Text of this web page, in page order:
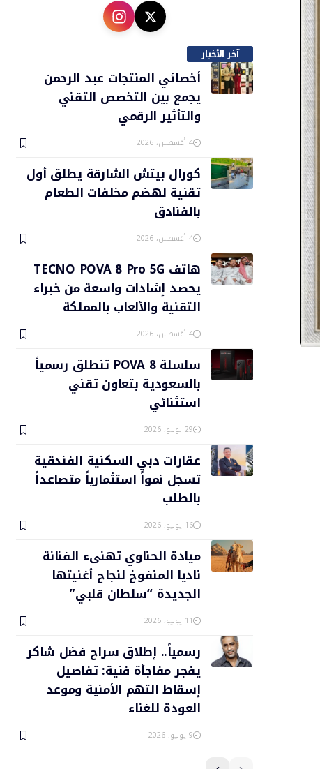
آخر الأخبار
أخصائي المنتجات عبد الرحمن
يجمع بين التخصص التقني
والتأثير الرقمي
4 أغسطس، 2026
كورال بيتش الشارقة يطلق أول
تقنية لهضم مخلفات الطعام
بالفنادق
4 أغسطس، 2026
هاتف TECNO POVA 8 Pro 5G
يحصد إشادات واسعة من خبراء
التقنية والألعاب بالمملكة
4 أغسطس، 2026
سلسلة POVA 8 تنطلق رسمياً
بالسعودية بتعاون تقني
استثنائي
29 يوليو، 2026
عقارات دبي السكنية الفندقية
تسجل نمواً استثمارياً متصاعداً
بالطلب
16 يوليو، 2026
ميادة الحناوي تهنىء الفنانة
ناديا المنفوخ لنجاح أغنيتها
الجديدة “سلطان قلبي”
11 يوليو، 2026
رسمياً.. إطلاق سراح فضل شاكر
يفجر مفاجأة فنية: تفاصيل
إسقاط التهم الأمنية وموعد
العودة للغناء
9 يوليو، 2026